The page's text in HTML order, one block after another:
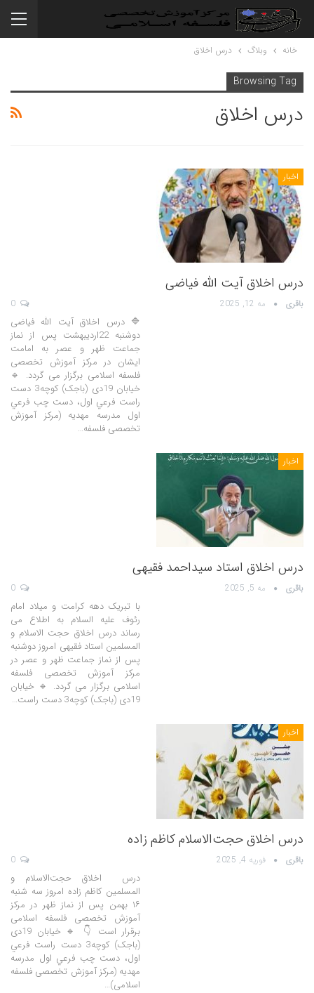
خانه وبلاگ درس اخلاق
Browsing Tag
درس اخلاق
اخبار
درس اخلاق آیت الله فیاضی
باقری مه 12, 2025
🔷 درس اخلاق آیت الله فیاضی
دوشنبه 22اردیبهشت پس از نماز
جماعت ظهر و عصر به امامت
ایشان در مرکز آموزش تخصصی
فلسفه اسلامی برگزار می گردد. 🔹
خیابان 19دی (باجک) کوچه3 دست
راست فرعي اول، دست چب فرعي
اول مدرسه مهدیه (مرکز آموزش
تخصصی فلسفه…
اخبار
درس اخلاق استاد سیداحمد فقیهی
باقری مه 5, 2025
با تبریک دهه کرامت و میلاد امام
رئوف علیه السلام به اطلاع می
رساند درس اخلاق حجت الاسلام و
المسلمین استاد فقیهی امروز دوشنبه
پس از نماز جماعت ظهر و عصر در
مرکز آموزش تخصصی فلسفه
اسلامی برگزار می گردد. 🔹 خیابان
19دی (باجک) کوچه3 دست راست…
اخبار
درس اخلاق حجت‌الاسلام کاظم زاده
باقری فوریه 4, 2025
درس اخلاق حجت‌الاسلام و
المسلمین کاظم زاده امروز سه شنبه
۱۶ بهمن پس از نماز ظهر در مرکز
آموزش تخصصی فلسفه اسلامی
برقرار است 👇 🔹 خیابان 19دی
(باجک) کوچه3 دست راست فرعي
اول، دست چب فرعي اول مدرسه
مهدیه (مرکز آموزش تخصصی فلسفه
اسلامی)…